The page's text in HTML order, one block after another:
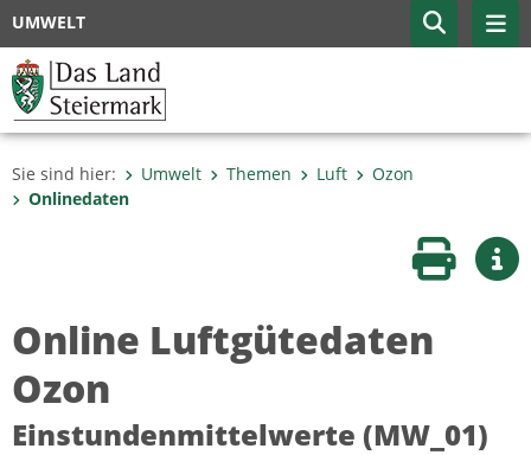
UMWELT
Sie sind hier: Umwelt Themen Luft
Ozon
Onlinedaten
Seite
Online Luftgütedaten
Ozon
Einstundenmittelwerte (MW_01)